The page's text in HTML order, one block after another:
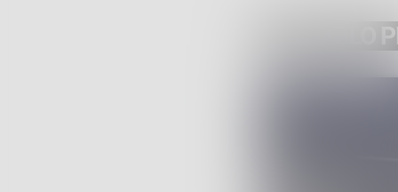
ARTICOLO